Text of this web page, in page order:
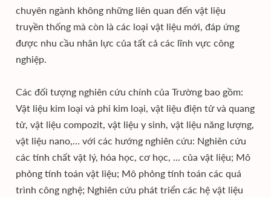
chuyên ngành không những liên quan đến vật liệu
truyền thống mà còn là các loại vật liệu mới, đáp ứng
được nhu cầu nhân lực của tất cả các lĩnh vực công
nghiệp.
Các đối tượng nghiên cứu chính của Trường bao gồm:
Vật liệu kim loại và phi kim loại, vật liệu điện tử và quang
tử, vật liệu compozit, vật liệu y sinh, vật liệu năng lượng,
vật liệu nano,… với các hướng nghiên cứu: Nghiên cứu
các tính chất vật lý, hóa học, cơ học, ... của vật liệu; Mô
phỏng tính toán vật liệu; Mô phỏng tính toán các quá
trình công nghệ; Nghiên cứu phát triển các hệ vật liệu